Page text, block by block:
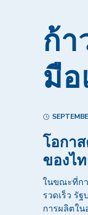
ก้า
มื
โอกา
ของไ
ในขณะที่ก
รวดเร็ว รั
การผลิตใ